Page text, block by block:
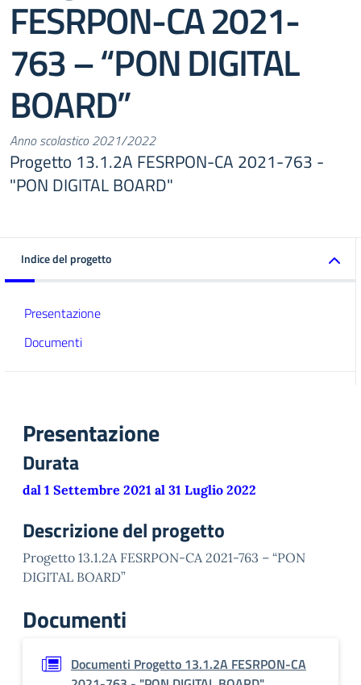
FESRPON-CA 2021-
763 – “PON DIGITAL
BOARD”
Anno scolastico 2021/2022
Progetto 13.1.2A FESRPON-CA 2021-763 -
"PON DIGITAL BOARD"
Indice del progetto
Presentazione
Documenti
Presentazione
Durata
dal 1 Settembre 2021 al 31 Luglio 2022
Descrizione del progetto
Progetto 13.1.2A FESRPON-CA 2021-763 – “PON
DIGITAL BOARD”
Documenti
Documenti Progetto 13.1.2A FESRPON-CA